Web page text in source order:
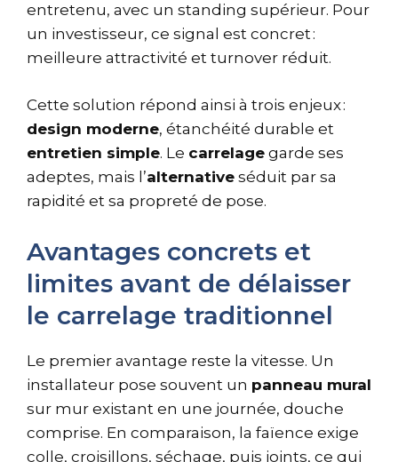
entretenu, avec un standing supérieur. Pour
un investisseur, ce signal est concret :
meilleure attractivité et turnover réduit.
Cette solution répond ainsi à trois enjeux :
design moderne, étanchéité durable et
entretien simple. Le carrelage garde ses
adeptes, mais l’alternative séduit par sa
rapidité et sa propreté de pose.
Avantages concrets et
limites avant de délaisser
le carrelage traditionnel
Le premier avantage reste la vitesse. Un
installateur pose souvent un panneau mural
sur mur existant en une journée, douche
comprise. En comparaison, la faïence exige
colle, croisillons, séchage, puis joints, ce qui